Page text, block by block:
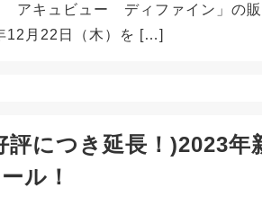
アキュビュー ディファイン」の販
12月22日（木）を […]
評につき延長！)2023年
ル！